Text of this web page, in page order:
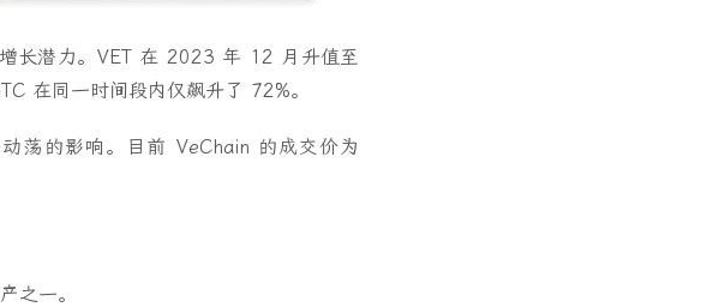
长潜力。VET 在 2023 年 12 月升值至
在同一时间段内仅飙升了 72%。
荡的影响。目前 VeChain 的成交价为
之一。